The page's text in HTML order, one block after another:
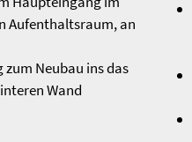
Aufenthaltsraum, an
Neubau ins das
Wand